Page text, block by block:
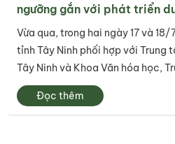
ngưỡng gắn với phát triển
Vừa qua, trong hai ngày 17 và
tỉnh Tây Ninh phối hợp với Trung
Tây Ninh và Khoa Văn hóa học,
Xã hội và Nhân văn – Đại học
Minh tổ chức thành công...
Đọc thêm